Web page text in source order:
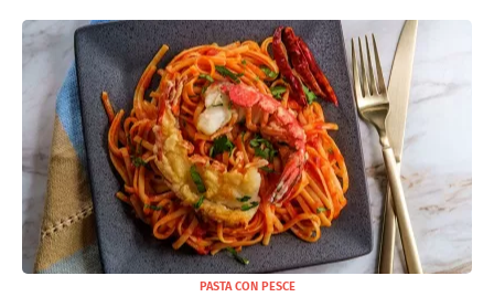
PASTA CON PESCE